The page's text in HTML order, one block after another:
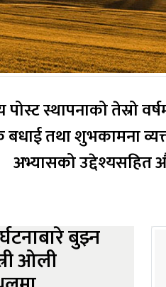
पोस्ट स्थापनाको
। निष्पक्ष, व्यावसायिक पत्रकारिताको
अभ्यासको उद्देश्यसहित
बुझ्न
ओली